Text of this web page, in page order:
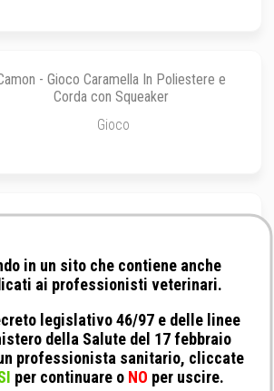
- Gioco Caramella In Poliestere e
Corda con Squeaker
Gioco
Kong - Extreme
S fino a 9Kg - 7 Cm
Camon - Cotonosso con Impugnatura e
Doppio Nodo Medio
in un sito che contiene anche
ai professionisti veterinari.
legislativo 46/97 e delle linee
della Salute del 17 febbraio
professionista sanitario, cliccate
per continuare o NO per uscire.